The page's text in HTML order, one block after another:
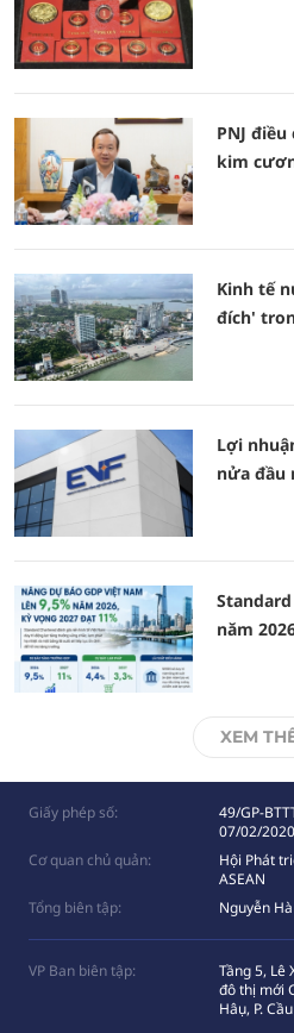
PNJ
kim
Kinh tế
đích'
Lợi
nửa đầu
năm
XEM
Giấy phép số:
49/GP-
07/02/2020
Cơ quan chủ quản:
Hội Phát
ASEAN
Tổng biên tập:
Nguyễn
VP Ban biên tập:
Tầng 5, Lê
đô thị mới
Hâụ, P.